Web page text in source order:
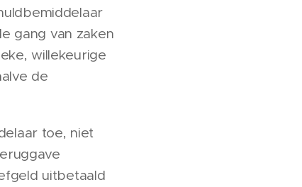
gang van zaken
willekeurige
de
toe, niet
uitbetaald